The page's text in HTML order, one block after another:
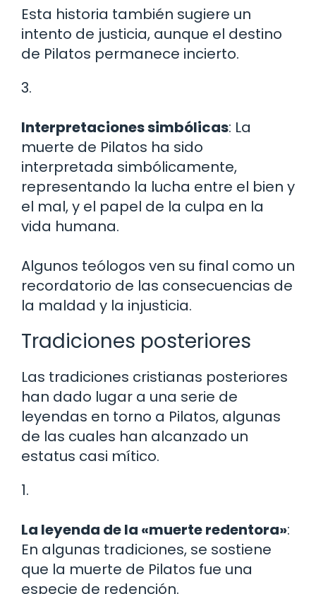
Esta historia también sugiere un
intento de justicia, aunque el destino
de Pilatos permanece incierto.
3.
Interpretaciones simbólicas: La
muerte de Pilatos ha sido
interpretada simbólicamente,
representando la lucha entre el bien y
el mal, y el papel de la culpa en la
vida humana.
Algunos teólogos ven su final como un
recordatorio de las consecuencias de
la maldad y la injusticia.
Tradiciones posteriores
Las tradiciones cristianas posteriores
han dado lugar a una serie de
leyendas en torno a Pilatos, algunas
de las cuales han alcanzado un
estatus casi mítico.
1.
La leyenda de la «muerte redentora»:
En algunas tradiciones, se sostiene
que la muerte de Pilatos fue una
especie de redención.